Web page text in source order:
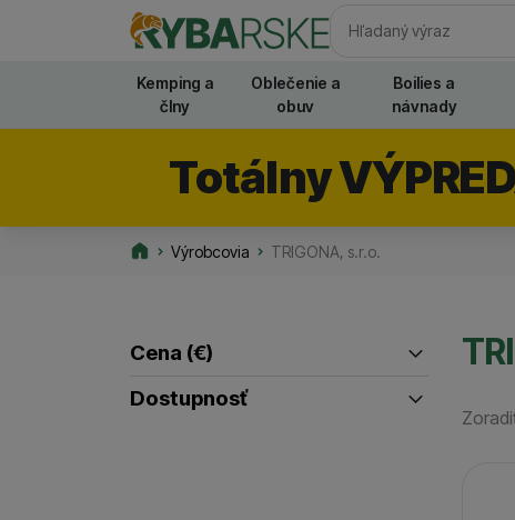
Vyhľadávanie
Kemping a
člny
Oblečenie a
obuv
Boilies a
návnady
Totálny
Výrobcovia TRIGONA, s.r.o.
Filtrovať produkty
Cena (€)
Dostupnosť